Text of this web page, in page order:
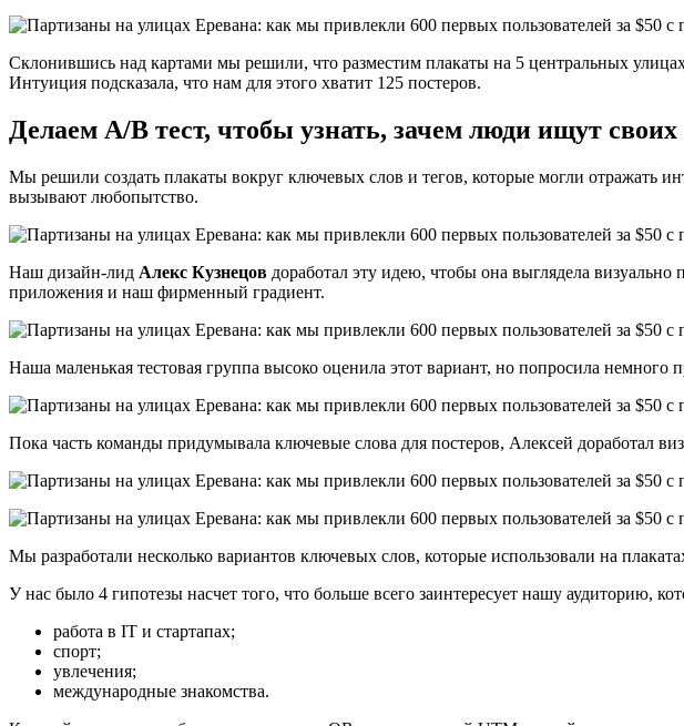
Склонившись над картами мы решили, что разместим плакаты на 5 центральных
Интуиция подсказала, что нам для этого хватит 125 постеров.
Делаем A/B тест, чтобы узнать, зачем люди ищут своих
Мы решили создать плакаты вокруг ключевых слов и тегов, которые могли отражать
вызывают любопытство.
Наш дизайн-лид Алекс Кузнецов доработал эту идею, чтобы она выглядела
приложения и наш фирменный градиент.
Наша маленькая тестовая группа высоко оценила этот вариант, но попросила немного
Пока часть команды придумывала ключевые слова для постеров, Алексей доработал
Мы разработали несколько вариантов ключевых слов, которые использовали на
У нас было 4 гипотезы насчет того, что больше всего заинтересует нашу аудиторию,
работа в IT и стартапах;
спорт;
увлечения;
международные знакомства.